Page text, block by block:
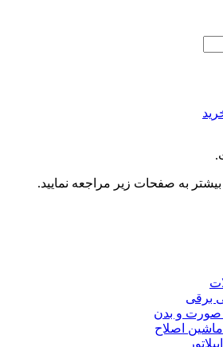
به صفحات زیر مراجعه نمایید.
برقی
صورت و بدن
ماشین اصلاح
اپیلاتور